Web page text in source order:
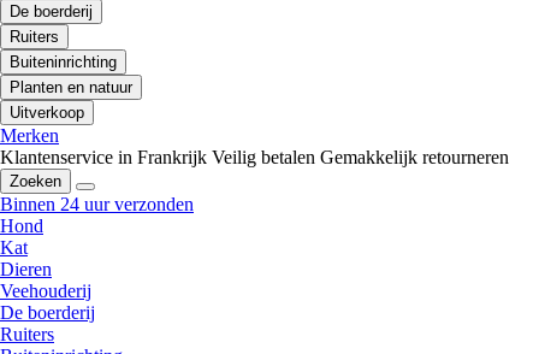
De boerderij
Ruiters
Buiteninrichting
Planten en natuur
Uitverkoop
Merken
Klantenservice in Frankrijk Veilig betalen Gemakkelijk retourneren
Zoeken
Binnen 24 uur verzonden
Hond
Kat
Dieren
Veehouderij
De boerderij
Ruiters